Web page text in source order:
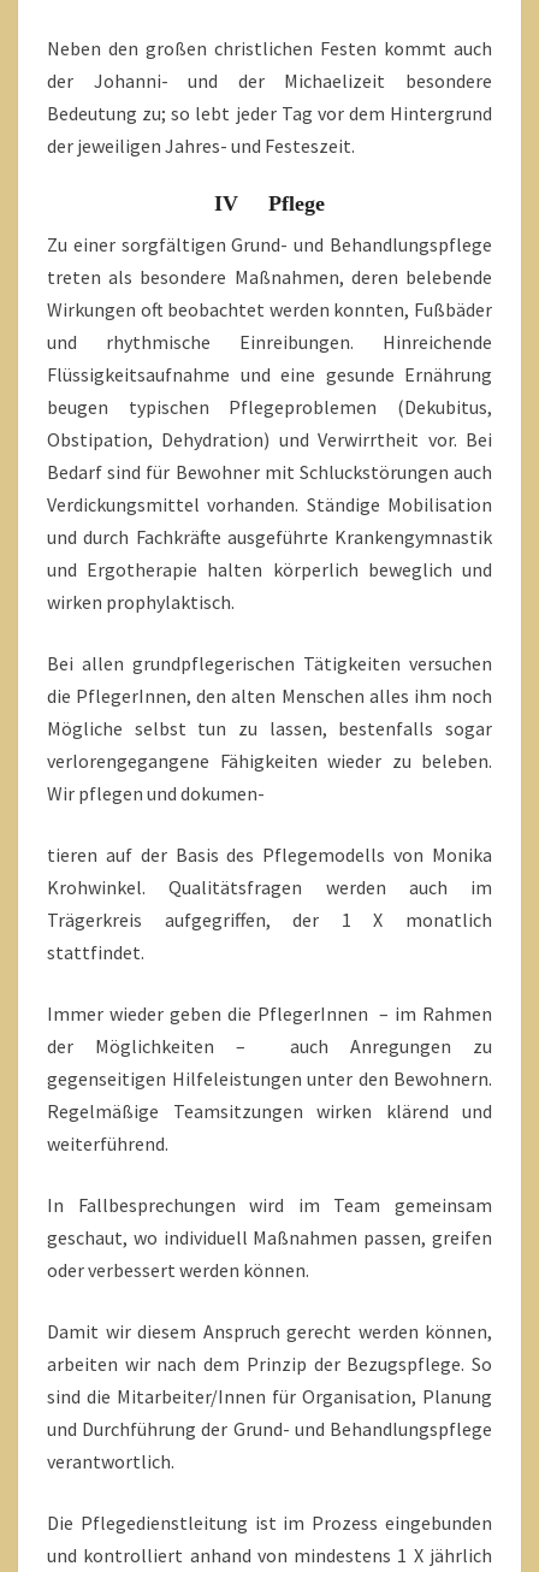
Neben den großen christlichen Festen kommt auch
der Johanni- und der Michaelizeit besondere
Bedeutung zu; so lebt jeder Tag vor dem Hintergrund
der jeweiligen Jahres- und Festeszeit.
IV Pflege
Zu einer sorgfältigen Grund- und Behandlungspflege
treten als besondere Maßnahmen, deren belebende
Wirkungen oft beobachtet werden konnten, Fußbäder
und rhythmische Einreibungen. Hinreichende
Flüssigkeitsaufnahme und eine gesunde Ernährung
beugen typischen Pflegeproblemen (Dekubitus,
Obstipation, Dehydration) und Verwirrtheit vor. Bei
Bedarf sind für Bewohner mit Schluckstörungen auch
Verdickungsmittel vorhanden. Ständige Mobilisation
und durch Fachkräfte ausgeführte Krankengymnastik
und Ergotherapie halten körperlich beweglich und
wirken prophylaktisch.
Bei allen grundpflegerischen Tätigkeiten versuchen
die PflegerInnen, den alten Menschen alles ihm noch
Mögliche selbst tun zu lassen, bestenfalls sogar
verlorengegangene Fähigkeiten wieder zu beleben.
Wir pflegen und dokumen-
tieren auf der Basis des Pflegemodells von Monika
Krohwinkel. Qualitätsfragen werden auch im
Trägerkreis aufgegriffen, der 1 X monatlich
stattfindet.
Immer wieder geben die PflegerInnen – im Rahmen
der Möglichkeiten – auch Anregungen zu
gegenseitigen Hilfeleistungen unter den Bewohnern.
Regelmäßige Teamsitzungen wirken klärend und
weiterführend.
In Fallbesprechungen wird im Team gemeinsam
geschaut, wo individuell Maßnahmen passen, greifen
oder verbessert werden können.
Damit wir diesem Anspruch gerecht werden können,
arbeiten wir nach dem Prinzip der Bezugspflege. So
sind die Mitarbeiter/Innen für Organisation, Planung
und Durchführung der Grund- und Behandlungspflege
verantwortlich.
Die Pflegedienstleitung ist im Prozess eingebunden
und kontrolliert anhand von mindestens 1 X jährlich